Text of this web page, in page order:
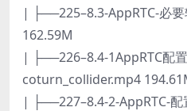
| ├──225–8.3-AppRTC-必
162.59M
| ├──226–8.4-1AppRTC配
coturn_collider.mp4
| ├──227–8.4-2-AppRTC-